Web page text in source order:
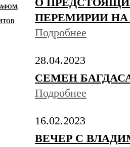
О
ПЕРЕМИРИИ
Подробнее
28.04.2023
СЕМЕН
Подробнее
16.02.2023
ВЕЧЕР С